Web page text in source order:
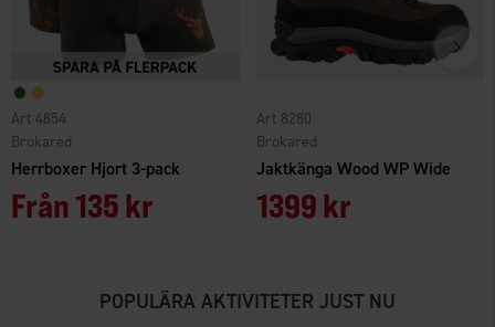
Herrboxer Hjort 3-pack
Brokared
Art 4854
Från135 kr
Jaktkänga Wood WP Wide
Brokared
Art 8280
1399 kr
POPULÄRA AKTIVITETER JUST NU